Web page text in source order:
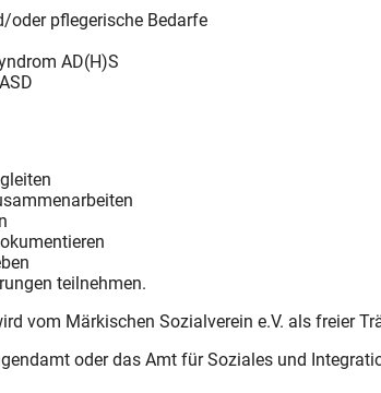
oder pflegerische Bedarfe
AD(H)S
teilnehmen.
vom Märkischen Sozialverein e.V. als freier
oder das Amt für Soziales und